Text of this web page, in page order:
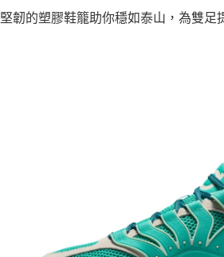
堅韌的塑膠鞋籠助你穩如泰山，為雙足